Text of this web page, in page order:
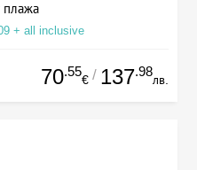
плажа
+ all inclusive
70.55
€ / 137.98
лв.